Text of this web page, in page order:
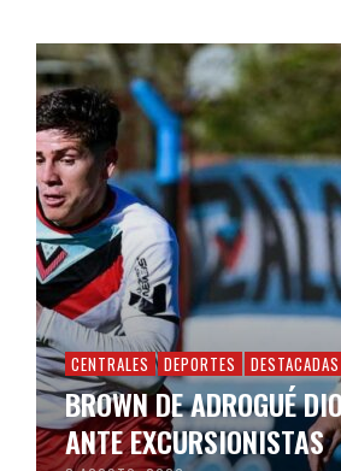
CENTRALES DEPORTES DESTACADAS
BROWN DE ADROGUÉ
ANTE EXCURSIONISTAS